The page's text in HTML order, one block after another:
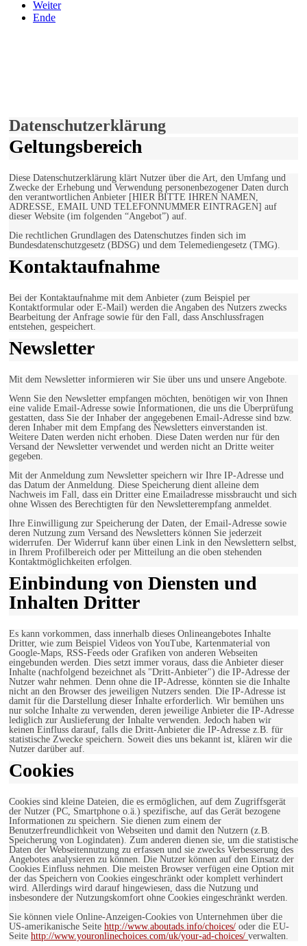
Weiter
Ende
Datenschutzerklärung
Geltungsbereich
Diese Datenschutzerklärung klärt Nutzer über die Art, den Umfang und
Zwecke der Erhebung und Verwendung personenbezogener Daten durch
den verantwortlichen Anbieter [HIER BITTE IHREN NAMEN,
ADRESSE, EMAIL UND TELEFONNUMMER EINTRAGEN] auf
dieser Website (im folgenden “Angebot”) auf.
Die rechtlichen Grundlagen des Datenschutzes finden sich im
Bundesdatenschutzgesetz (BDSG) und dem Telemediengesetz (TMG).
Kontaktaufnahme
Bei der Kontaktaufnahme mit dem Anbieter (zum Beispiel per
Kontaktformular oder E-Mail) werden die Angaben des Nutzers zwecks
Bearbeitung der Anfrage sowie für den Fall, dass Anschlussfragen
entstehen, gespeichert.
Newsletter
Mit dem Newsletter informieren wir Sie über uns und unsere Angebote.
Wenn Sie den Newsletter empfangen möchten, benötigen wir von Ihnen
eine valide Email-Adresse sowie Informationen, die uns die Überprüfung
gestatten, dass Sie der Inhaber der angegebenen Email-Adresse sind bzw.
deren Inhaber mit dem Empfang des Newsletters einverstanden ist.
Weitere Daten werden nicht erhoben. Diese Daten werden nur für den
Versand der Newsletter verwendet und werden nicht an Dritte weiter
gegeben.
Mit der Anmeldung zum Newsletter speichern wir Ihre IP-Adresse und
das Datum der Anmeldung. Diese Speicherung dient alleine dem
Nachweis im Fall, dass ein Dritter eine Emailadresse missbraucht und sich
ohne Wissen des Berechtigten für den Newsletterempfang anmeldet.
Ihre Einwilligung zur Speicherung der Daten, der Email-Adresse sowie
deren Nutzung zum Versand des Newsletters können Sie jederzeit
widerrufen. Der Widerruf kann über einen Link in den Newslettern selbst,
in Ihrem Profilbereich oder per Mitteilung an die oben stehenden
Kontaktmöglichkeiten erfolgen.
Einbindung von Diensten und
Inhalten Dritter
Es kann vorkommen, dass innerhalb dieses Onlineangebotes Inhalte
Dritter, wie zum Beispiel Videos von YouTube, Kartenmaterial von
Google-Maps, RSS-Feeds oder Grafiken von anderen Webseiten
eingebunden werden. Dies setzt immer voraus, dass die Anbieter dieser
Inhalte (nachfolgend bezeichnet als "Dritt-Anbieter") die IP-Adresse der
Nutzer wahr nehmen. Denn ohne die IP-Adresse, könnten sie die Inhalte
nicht an den Browser des jeweiligen Nutzers senden. Die IP-Adresse ist
damit für die Darstellung dieser Inhalte erforderlich. Wir bemühen uns
nur solche Inhalte zu verwenden, deren jeweilige Anbieter die IP-Adresse
lediglich zur Auslieferung der Inhalte verwenden. Jedoch haben wir
keinen Einfluss darauf, falls die Dritt-Anbieter die IP-Adresse z.B. für
statistische Zwecke speichern. Soweit dies uns bekannt ist, klären wir die
Nutzer darüber auf.
Cookies
Cookies sind kleine Dateien, die es ermöglichen, auf dem Zugriffsgerät
der Nutzer (PC, Smartphone o.ä.) spezifische, auf das Gerät bezogene
Informationen zu speichern. Sie dienen zum einem der
Benutzerfreundlichkeit von Webseiten und damit den Nutzern (z.B.
Speicherung von Logindaten). Zum anderen dienen sie, um die statistische
Daten der Webseitennutzung zu erfassen und sie zwecks Verbesserung des
Angebotes analysieren zu können. Die Nutzer können auf den Einsatz der
Cookies Einfluss nehmen. Die meisten Browser verfügen eine Option mit
der das Speichern von Cookies eingeschränkt oder komplett verhindert
wird. Allerdings wird darauf hingewiesen, dass die Nutzung und
insbesondere der Nutzungskomfort ohne Cookies eingeschränkt werden.
Sie können viele Online-Anzeigen-Cookies von Unternehmen über die
US-amerikanische Seite http://www.aboutads.info/choices/ oder die EU-
Seite http://www.youronlinechoices.com/uk/your-ad-choices/ verwalten.